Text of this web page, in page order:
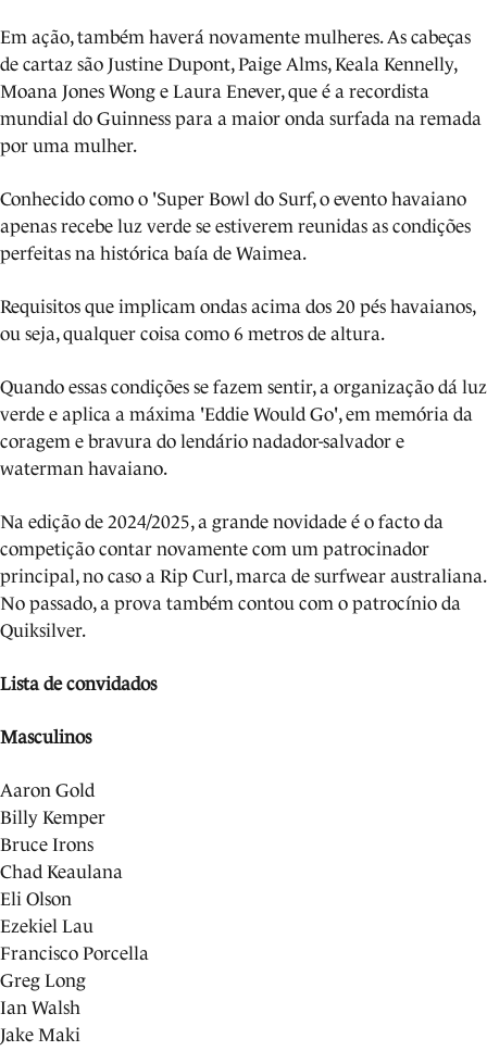
Em ação, também haverá novamente mulheres. As cabeças
de cartaz são Justine Dupont, Paige Alms, Keala Kennelly,
Moana Jones Wong e Laura Enever, que é a recordista
mundial do Guinness para a maior onda surfada na remada
por uma mulher.
Conhecido como o 'Super Bowl do Surf, o evento havaiano
apenas recebe luz verde se estiverem reunidas as condições
perfeitas na histórica baía de Waimea.
Requisitos que implicam ondas acima dos 20 pés havaianos,
ou seja, qualquer coisa como 6 metros de altura.
Quando essas condições se fazem sentir, a organização dá luz
verde e aplica a máxima 'Eddie Would Go', em memória da
coragem e bravura do lendário nadador-salvador e
waterman havaiano.
Na edição de 2024/2025, a grande novidade é o facto da
competição contar novamente com um patrocinador
principal, no caso a Rip Curl, marca de surfwear australiana.
No passado, a prova também contou com o patrocínio da
Quiksilver.
Lista de convidados
Masculinos
Aaron Gold
Billy Kemper
Bruce Irons
Chad Keaulana
Eli Olson
Ezekiel Lau
Francisco Porcella
Greg Long
Ian Walsh
Jake Maki